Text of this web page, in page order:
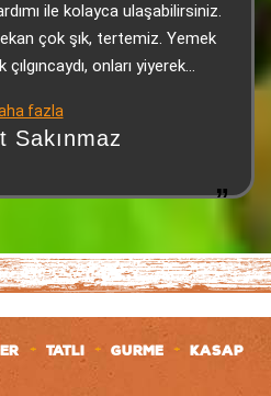
ile kolayca ulaşabilirsiniz.
çok şık, tertemiz. Yemek
onları yiyerek
Personel çok sıcakkanlı,
çok beğendik tavsiye ediyorum
fazla
Sakınmaz
+ TATLI + GURME + KASAP